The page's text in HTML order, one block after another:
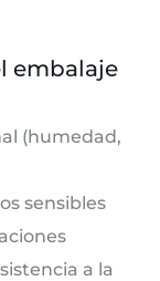
embalaje
(humedad,
sensibles
a la